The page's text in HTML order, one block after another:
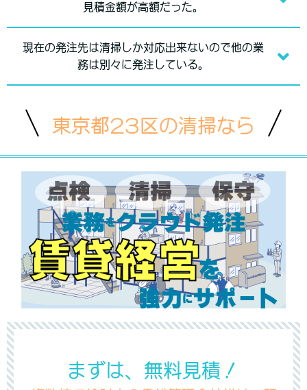
見積金額が高額だった。
現在の発注先は清掃しか対応出来ないので他の業
務は別々に発注している。
東京都23区の清掃なら
まずは、無料見積！